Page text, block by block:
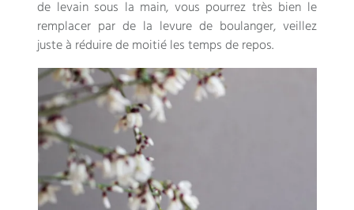
de levain sous la main, vous pourrez très bien le
remplacer par de la levure de boulanger, veillez
juste à réduire de moitié les temps de repos.